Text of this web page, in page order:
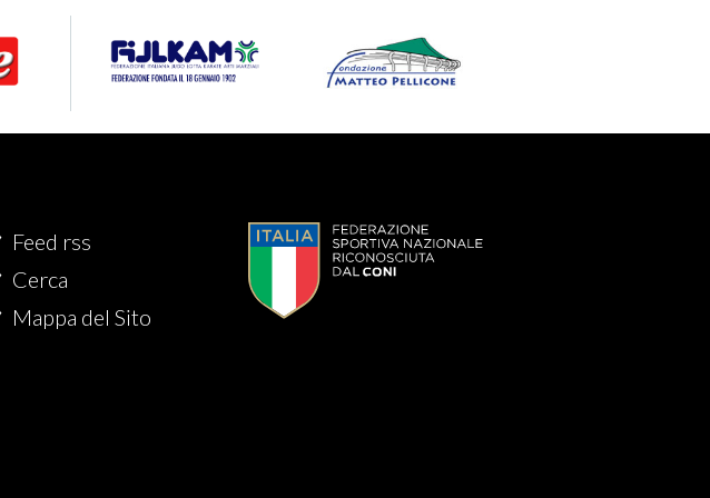
Feed rss
Cerca
Mappa del Sito